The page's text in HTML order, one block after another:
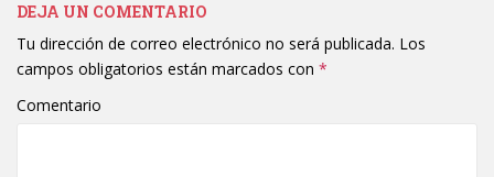
DEJA UN COMENTARIO
Tu dirección de correo electrónico no será publicada. Los
campos obligatorios están marcados con *
Comentario